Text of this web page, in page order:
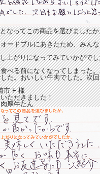
なってこの商品を選びました
ードブルにあきたため、みん
上がりになってみていかがで
べる前になくなってしまった。
た。おいしい牛肉でした。次
市F様
ただきました！
厚牛たん